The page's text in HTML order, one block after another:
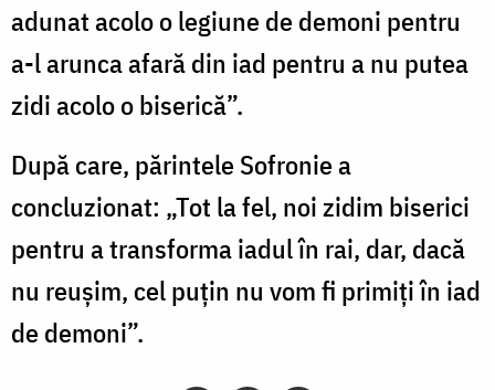
adunat acolo o legiune de demoni pentru
a-l arunca afară din iad pentru a nu putea
zidi acolo o biserică”.
După care, părintele Sofronie a
concluzionat: „Tot la fel, noi zidim biserici
pentru a transforma iadul în rai, dar, dacă
nu reușim, cel puțin nu vom fi primiți în iad
de demoni”.